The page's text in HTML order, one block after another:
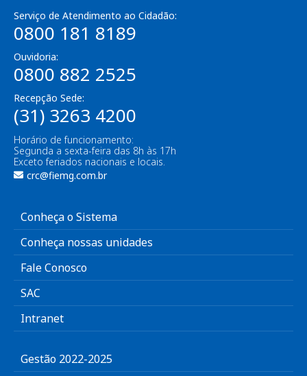
Serviço de Atendimento ao Cidadão:
0800 181 8189
Ouvidoria:
0800 882 2525
Recepção Sede:
(31) 3263 4200
Horário de funcionamento:
Segunda a sexta-feira das 8h às 17h
Exceto feriados nacionais e locais.
crc@fiemg.com.br
Conheça o Sistema
Conheça nossas unidades
Fale Conosco
SAC
Intranet
Gestão 2022-2025